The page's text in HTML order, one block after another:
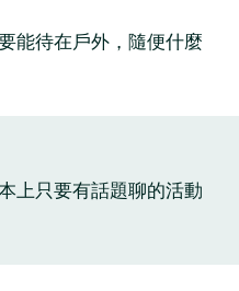
能待在戶外，隨便什麼
上只要有話題聊的活動